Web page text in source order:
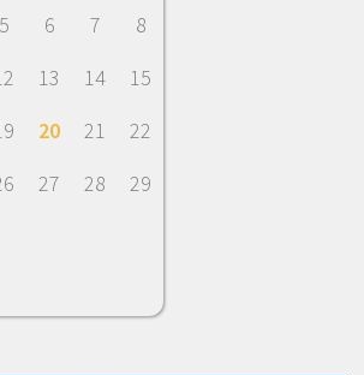
5 6 7
8
13 14
15
20 21
22
27 28
29